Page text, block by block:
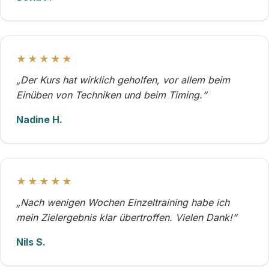
★★★★★
„Der Kurs hat wirklich geholfen, vor allem beim
Einüben von Techniken und beim Timing.“
Nadine H.
★★★★★
„Nach wenigen Wochen Einzeltraining habe ich
mein Zielergebnis klar übertroffen. Vielen Dank!“
Nils S.